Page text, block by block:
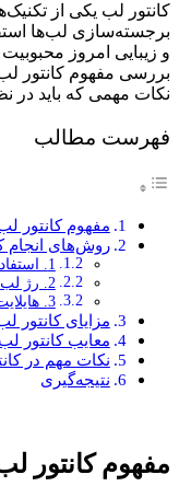
کانتور لب یکی از
برجسته‌سازی لب‌ها
و زیبایی امروز
بررسی مفهوم کانتور
نکات مهمی که باید در
فهرست مطالب
مفهوم کانتور
روش‌های انجام
1. استفاده از مداد لب
2. رژ لب
3. هایلایت و سایه
مزایای کانتور
معایب کانتور لب
نکات مهم در
نتیجه‌گیری
مفهوم کانتور